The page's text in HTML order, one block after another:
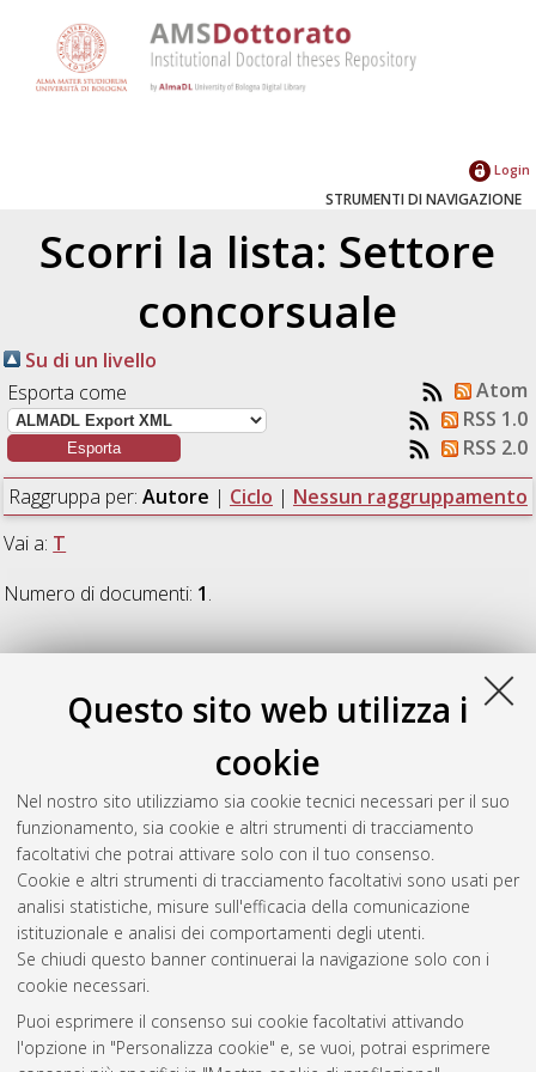
Questo sito web utilizza i
cookie
Nel nostro sito utilizziamo sia cookie tecnici necessari per il suo
funzionamento, sia cookie e altri strumenti di tracciamento
facoltativi che potrai attivare solo con il tuo consenso.
Cookie e altri strumenti di tracciamento facoltativi sono usati per
analisi statistiche, misure sull'efficacia della comunicazione
istituzionale e analisi dei comportamenti degli utenti.
Se chiudi questo banner continuerai la navigazione solo con i
cookie necessari.
Puoi esprimere il consenso sui cookie facoltativi attivando
l'opzione in "Personalizza cookie" e, se vuoi, potrai esprimere
Login
STRUMENTI DI NAVIGAZIONE
Scorri la lista: Settore
concorsuale
Su di un livello
Esporta come
Atom
RSS 1.0
RSS 2.0
Raggruppa per: Autore | Ciclo | Nessun raggruppamento
Vai a: T
Numero di documenti: 1.
T
Tranfaglia, Silvia(2016) La 'ragione' poetica in Cino da
Pistoia. Lingua e stile oltre lo 'Stilnovo'
Alma Mater Studiorum Università di Bologna. Dottorato di
ricerca inCulture letterarie, filologiche, storiche, 27 Ciclo. DOI
10.6092/unibo/amsdottorato/7359.
Questa lista e' stata generata ilSat Aug 8 20:38:35 2026
Atom
Rss 1.0